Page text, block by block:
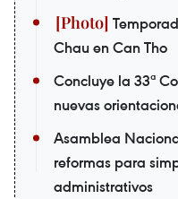
Chau en Can Tho
Concluye la 33ª
nuevas
Asamblea
reformas para
administrativos